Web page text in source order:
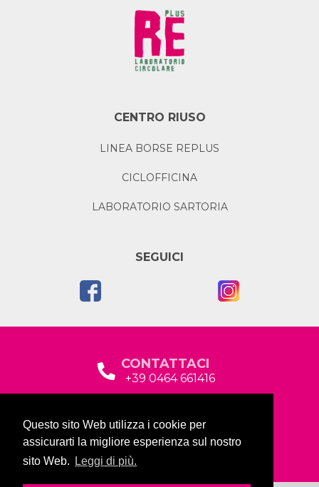
Questo sito Web utilizza i cookie per
assicurarti la migliore esperienza sul nostro
sito Web.
Leggi di più.
CENTRO RIUSO
LINEA BORSE REPLUS
CICLOFFICINA
LABORATORIO SARTORIA
SEGUICI
CONTATTACI
+39 0464 661416
Via Baltera, 19
38066 Riva del Garda (TN)